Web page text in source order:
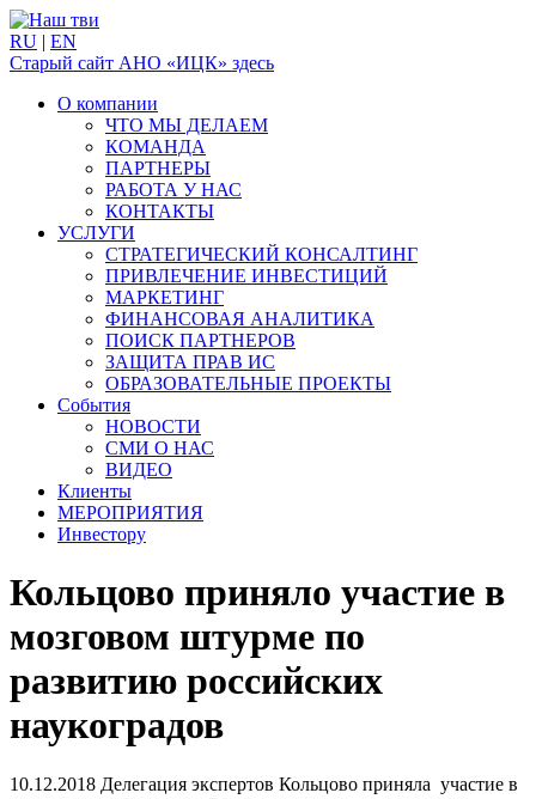
RU | EN
Старый сайт АНО «ИЦК» здесь
О компании
ЧТО МЫ ДЕЛАЕМ
КОМАНДА
ПАРТНЕРЫ
РАБОТА У НАС
КОНТАКТЫ
УСЛУГИ
СТРАТЕГИЧЕСКИЙ КОНСАЛТИНГ
ПРИВЛЕЧЕНИЕ ИНВЕСТИЦИЙ
МАРКЕТИНГ
ФИНАНСОВАЯ АНАЛИТИКА
ПОИСК ПАРТНЕРОВ
ЗАЩИТА ПРАВ ИС
ОБРАЗОВАТЕЛЬНЫЕ ПРОЕКТЫ
События
НОВОСТИ
СМИ О НАС
ВИДЕО
Клиенты
МЕРОПРИЯТИЯ
Инвестору
Кольцово приняло участие в
мозговом штурме по
развитию российских
наукоградов
10.12.2018 Делегация экспертов Кольцово приняла участие в